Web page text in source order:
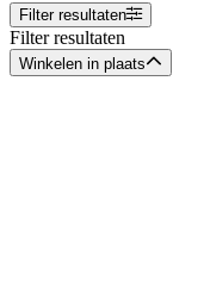
Filter resultaten
Filter resultaten
Winkelen in plaats